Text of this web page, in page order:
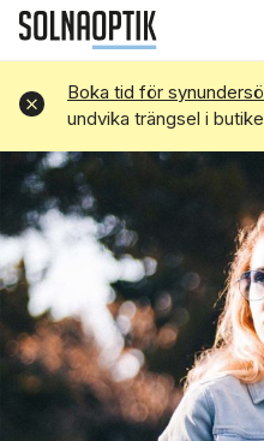
Boka tid för
undvika trängsel i
Avvisa